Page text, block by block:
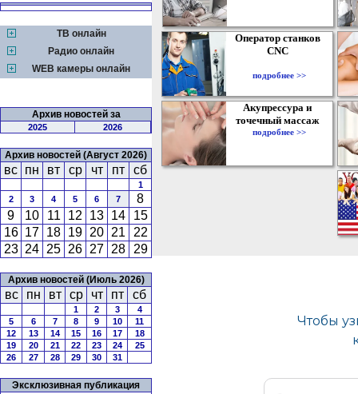
ТВ онлайн
Радио онлайн
WEB камеры онлайн
Архив новостей за
2025 2026
Архив новостей (Август 2026)
вс пн вт ср чт пт сб
1
2
3 4 5 6 7
8
9
10 11 12 13 14
15
16 17 18 19 20 21
22
23 24 25 26 27 28 29
Архив новостей (Июль 2026)
вс пн вт ср чт пт сб
1 2 3
4
5
6 7 8 9 10
11
12
13 14 15 16 17
18
19
20 21 22 23 24
25
26
27 28 29 30 31
Эксклюзивная публикация
Оператор станков
CNC
подробнее >>
Акупрессура и
точечный массаж
подробнее >>